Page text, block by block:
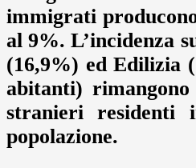
immigrati
al 9%. L’incidenza
(16,9%) ed Edilizia
abitanti)
stranieri residenti
popolazione.